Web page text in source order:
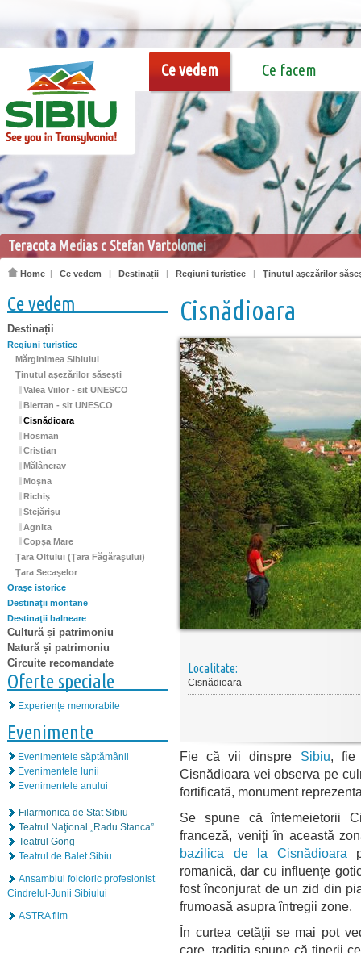
Ce vedem Ce facem
Teracota Medias c Stefan Vartolomei
Home | Ce vedem | Destinații | Regiuni turistice | Ţinutul aşezărilor
Ce vedem
Destinații
Regiuni turistice
Mărginimea Sibiului
Ţinutul aşezărilor săseşti
Valea Viilor - sit UNESCO
Biertan - sit UNESCO
Cisnădioara
Hosman
Cristian
Mălâncrav
Moşna
Richiş
Stejărişu
Agnita
Copșa Mare
Ţara Oltului (Ţara Făgăraşului)
Ţara Secaşelor
Oraşe istorice
Destinaţii montane
Destinaţii balneare
Cultură și patrimoniu
Natură și patrimoniu
Circuite recomandate
Oferte speciale
Experiențe memorabile
Evenimente
Evenimentele săptămânii
Evenimentele lunii
Evenimentele anului
Filarmonica de Stat Sibiu
Teatrul Naţional „Radu Stanca”
Teatrul Gong
Teatrul de Balet Sibiu
Ansamblul folcloric profesionist
Cindrelul-Junii Sibiului
ASTRA film
Cisnădioara
Localitate:
Cisnădioara
Fie că vii dinspre Sibiu, fie
Cisnădioara vei observa pe
fortificată, monument
Se spune că întemeietorii
franceză, veniţi în această
bazilica de la Cisnădioara
romanică, dar cu influenţe
fost înconjurat de un zid din
frumoasă asupra întregii zone.
În curtea cetăţii se mai pot
care, tradiția spune că tinerii